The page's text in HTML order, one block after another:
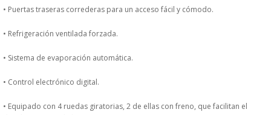
CRISTALERIA
HIGIENE Y PROTECCION
• Puertas traseras correderas para un acceso fácil y cómodo.
• Refrigeración ventilada forzada.
• Sistema de evaporación automática.
• Control electrónico digital.
• Equipado con 4 ruedas giratorias, 2 de ellas con freno, que facilitan el